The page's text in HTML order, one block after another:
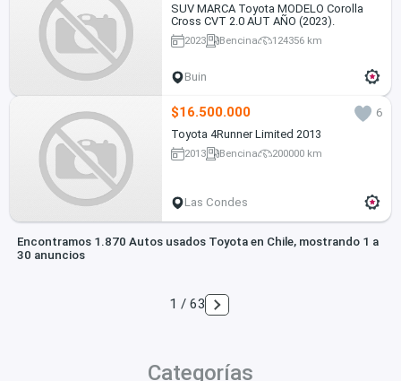
SUV MARCA Toyota MODELO Corolla
Cross CVT 2.0 AUT AÑO (2023).
2023 Bencina 124356 km
Buin
$16.500.000
6
Toyota 4Runner Limited 2013
2013 Bencina 200000 km
Las Condes
Encontramos 1.870 Autos usados Toyota en Chile, mostrando 1 a
30 anuncios
1 / 63
Categorías